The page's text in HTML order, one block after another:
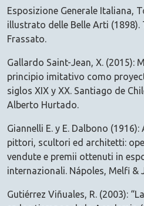
Esposizione Generale Italiana,
illustrato delle Belle Arti (1898).
Frassato.
Gallardo Saint-Jean, X. (2015):
principio imitativo como
siglos XIX y XX. Santiago de
Alberto Hurtado.
Giannelli E. y E. Dalbono
pittori, scultori ed architetti:
vendute e premii ottenuti in
internazionali. Nápoles, Melfi &
Gutiérrez Viñuales, R. (2003):